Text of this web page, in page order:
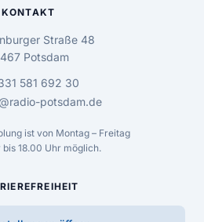
KONTAKT
Straße 48
Potsdam
581 692 30
potsdam.de
ist von Montag – Freitag
18.00 Uhr möglich.